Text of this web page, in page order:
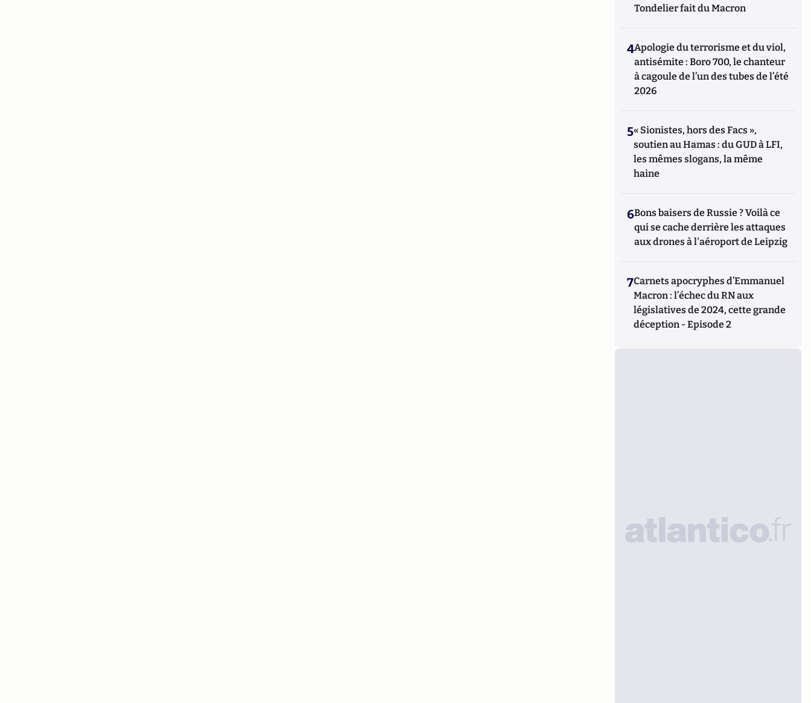
Tondelier fait du Macron
4Apologie du terrorisme et du viol,
antisémite : Boro 700, le chanteur
à cagoule de l’un des tubes de l’été
2026
5« Sionistes, hors des Facs »,
soutien au Hamas : du GUD à LFI,
les mêmes slogans, la même
haine
6Bons baisers de Russie ? Voilà ce
qui se cache derrière les attaques
aux drones à l'aéroport de Leipzig
7Carnets apocryphes d’Emmanuel
Macron : l’échec du RN aux
législatives de 2024, cette grande
déception - Episode 2